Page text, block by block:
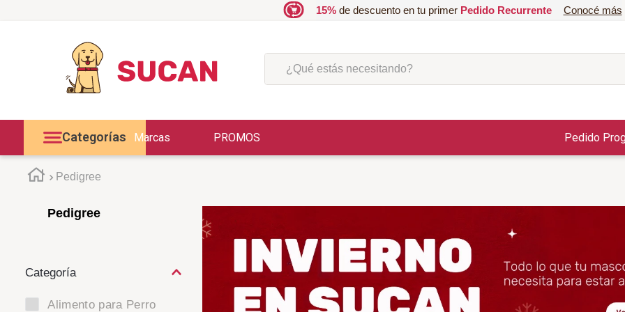
15%de descuento en tu primer Pedido Recurrente Conocé más
¿Qué estás necesitando?
Categorías Marcas PROMOS Pedido
Pedigree
Pedigree
Alimento para Perro